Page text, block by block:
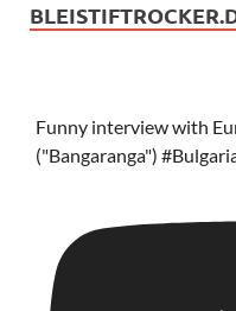
Funny interview with
("Bangaranga")